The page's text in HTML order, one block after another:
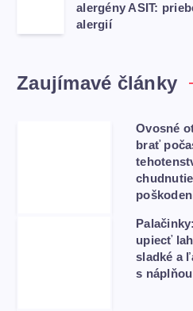
alergény ASIT:
alergií
Zaujímavé články
Ovosné
brať
upiecť
sladké a
s náplňou